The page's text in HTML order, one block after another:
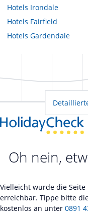
Hotels Irondale
Hotels Fairfield
Hotels Gardendale
Oh nein,
Vielleicht wurde die
erreichbar. Tippe bitte
kostenlos an unter 0891